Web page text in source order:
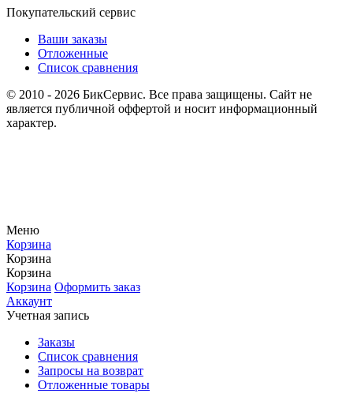
Покупательский сервис
Ваши заказы
Отложенные
Список сравнения
© 2010 - 2026 БикСервис. Все права защищены. Сайт не
является публичной оффертой и носит информационный
характер.
Меню
Корзина
Корзина
Корзина
Корзина Оформить заказ
Аккаунт
Учетная запись
Заказы
Список сравнения
Запросы на возврат
Отложенные товары